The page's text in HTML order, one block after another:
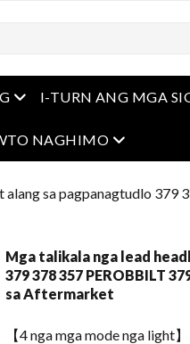
Open Menu
I-TURN ANG MGA
NAGHIMO Open Menu
sa pagpanagtudlo 379
Mga talikala nga lead
379 378 357 PEROBBILT
sa Aftermarket
【4 nga mga mode nga light